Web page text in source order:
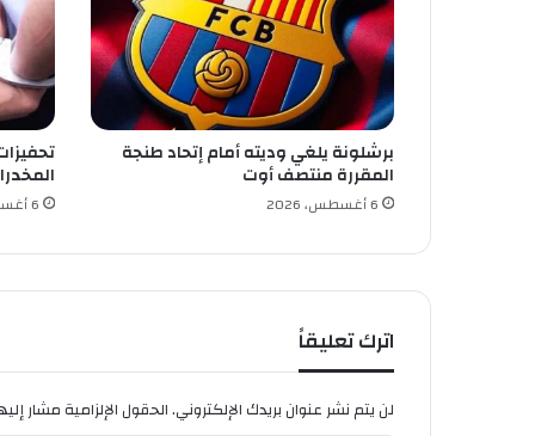
م
برشلونة يلغي وديته أمام إتحاد طنجة
المقررة منتصف أوت
6 أغسطس، 2026 6 أغسطس، 2026
اترك تعليقاً
لن يتم نشر عنوان بريدك الإلكتروني.الحقول الإلزامية مشار